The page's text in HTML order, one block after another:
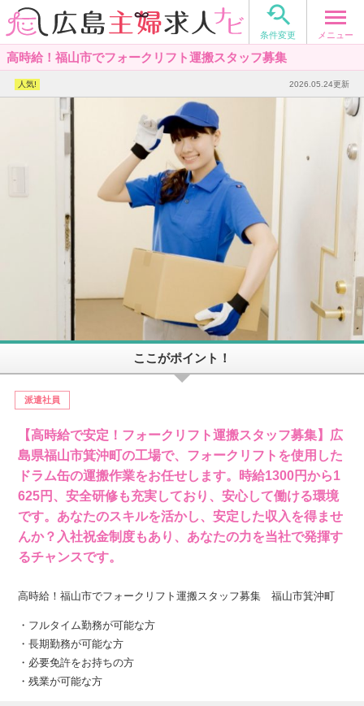

条件変更 メニュー
高時給！福山市でフォークリフト運搬スタッフ募集
2026.05.24更新
ここがポイント！
派遣社員
【高時給で安定！フォークリフト運搬スタッフ募集】広
島県福山市箕沖町の工場で、フォークリフトを使用した
ドラム缶の運搬作業をお任せします。時給1300円から1
625円、安全研修も充実しており、安心して働ける環境
です。あなたのスキルを活かし、安定した収入を得ませ
んか？入社祝金制度もあり、あなたの力を当社で発揮す
るチャンスです。
高時給！福山市でフォークリフト運搬スタッフ募集 福山市箕沖町
・フルタイム勤務が可能な方
・長期勤務が可能な方
・必要免許をお持ちの方
・残業が可能な方